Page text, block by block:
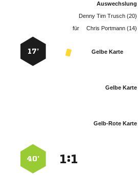
Auswechslung
   
für
  
Gelbe Karte
17’
Gelbe Karte
Gelb-Rote Karte
:
40’